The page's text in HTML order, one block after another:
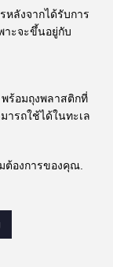
หลังจากได้รับการ
าะจะขึ้นอยู่กับ
พร้อมถุงพลาสติกที่
ารถใช้ได้ในทะเล
ต้องการของคุณ.